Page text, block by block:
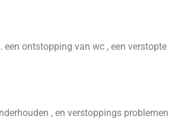
ontstopping van wc , een verstopte
, en verstoppings